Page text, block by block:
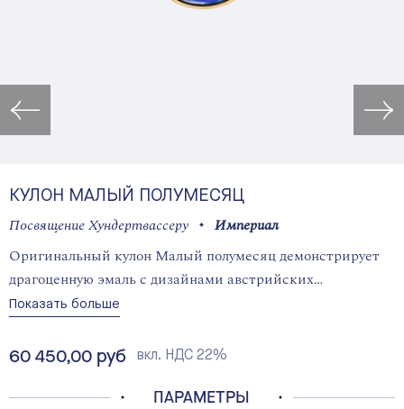
КУЛОН МАЛЫЙ ПОЛУМЕСЯЦ
Посвящение Хундертвассеру
Империал
Оригинальный кулон Малый полумесяц демонстрирует
драгоценную эмаль с дизайнами австрийских
художников заключенную в оправу элегантной формы.
Показать больше
Final product price
60 450,00 руб вкл. НДС 22%
ПАРАМЕТРЫ